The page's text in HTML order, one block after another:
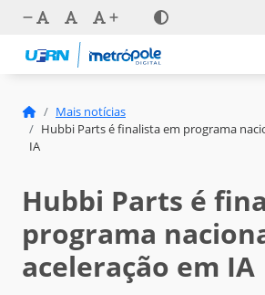
Mais notícias
Hubbi Parts é finalista em programa
IA
Hubbi Parts é
programa
aceleração em IA